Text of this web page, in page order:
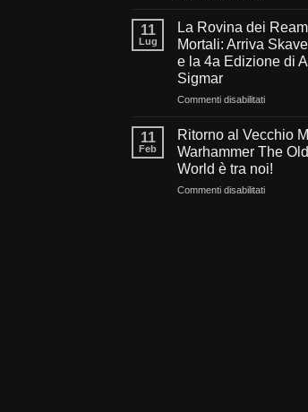
futuro
di
40.000?
Fede
Fuoco:
Kill
Team
11
Lug
La Rovina dei
Mortali: Arriva
e la 4a Edizione di
Sigmar
Commenti disabilitatisu
Rovina
dei
Reami
Mortali:
Arriva
11
Feb
Ritorno al Vecchio
Warhammer The Old
World è tra noi!
Commenti disabilitatisu